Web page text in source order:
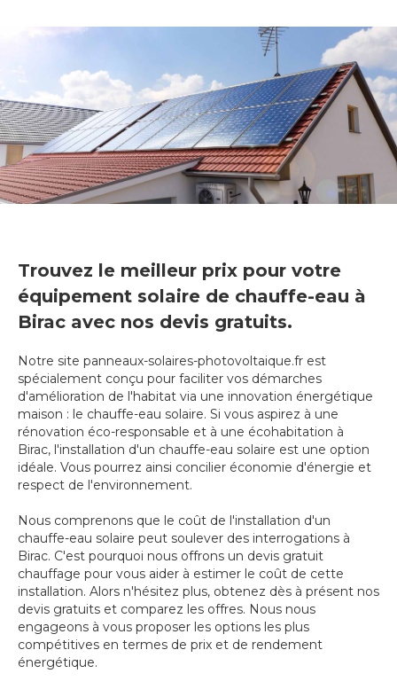
Trouvez le meilleur prix pour votre
équipement solaire de chauffe-eau à
Birac avec nos devis gratuits.
Notre site panneaux-solaires-photovoltaique.fr est
spécialement conçu pour faciliter vos démarches
d'amélioration de l'habitat via une innovation énergétique
maison : le chauffe-eau solaire. Si vous aspirez à une
rénovation éco-responsable et à une écohabitation à
Birac, l'installation d'un chauffe-eau solaire est une option
idéale. Vous pourrez ainsi concilier économie d'énergie et
respect de l'environnement.
Nous comprenons que le coût de l'installation d'un
chauffe-eau solaire peut soulever des interrogations à
Birac. C'est pourquoi nous offrons un devis gratuit
chauffage pour vous aider à estimer le coût de cette
installation. Alors n'hésitez plus, obtenez dès à présent nos
devis gratuits et comparez les offres. Nous nous
engageons à vous proposer les options les plus
compétitives en termes de prix et de rendement
énergétique.